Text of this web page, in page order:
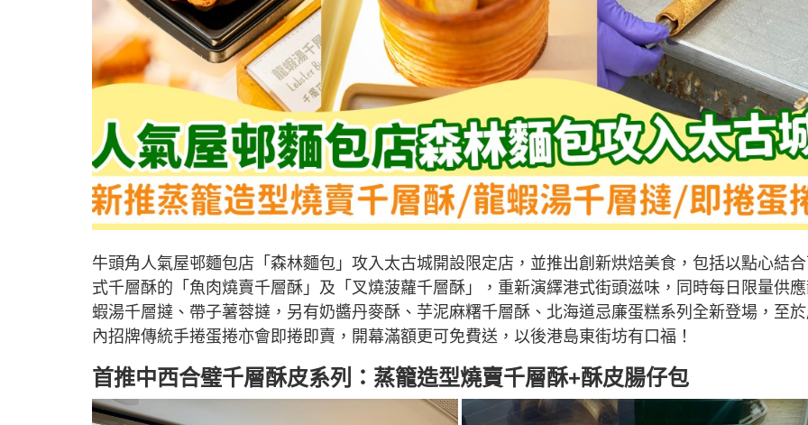
牛頭角人氣屋邨麵包店「森林麵包」攻入太古城開設限定店，並推出創新烘焙美食，包括以點心結
式千層酥的「魚肉燒賣千層酥」及「叉燒菠蘿千層酥」，重新演繹港式街頭滋味，同時每日限量供
蝦湯千層撻、帶子薯蓉撻，另有奶醬丹麥酥、芋泥麻糬千層酥、北海道忌廉蛋糕系列全新登場，至
內招牌傳統手捲蛋捲亦會即捲即賣，開幕滿額更可免費送，以後港島東街坊有口福！
首推中西合璧千層酥皮系列：蒸籠造型燒賣千層酥+酥皮腸仔包